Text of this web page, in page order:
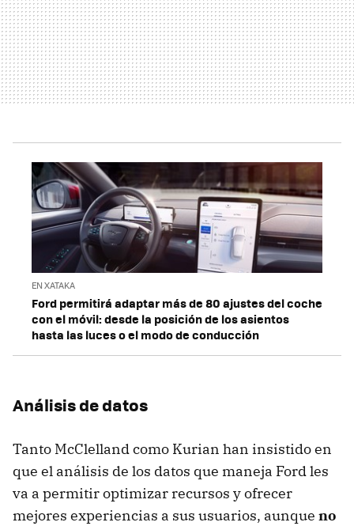
EN XATAKA
Ford permitirá adaptar más de 80 ajustes del coche
con el móvil: desde la posición de los asientos
hasta las luces o el modo de conducción
Análisis de datos
Tanto McClelland como Kurian han insistido en
que el análisis de los datos que maneja Ford les
va a permitir optimizar recursos y ofrecer
mejores experiencias a sus usuarios, aunque no